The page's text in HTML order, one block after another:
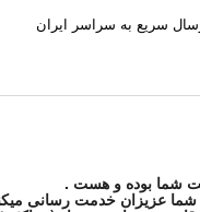
سریع به سراسر ایران
شما عزیزان خدمت رسانی